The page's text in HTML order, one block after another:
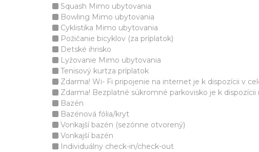
Squash Mimo ubytovania
Bowling Mimo ubytovania
Cyklistika Mimo ubytovania
Požičanie bicyklov (za príplatok)
Detské ihrisko
Lyžovanie Mimo ubytovania
Tenisový kurtza príplatok
Zdarma! Wi- Fi pripojenie na internet je k dispozícii v
Zdarma! Bezplatné súkromné parkovisko je k
Bazén
Bazénová fólia/kryt
Vonkajší bazén (sezónne otvorený)
Vonkajší bazén
Individuálny check-in/check-out